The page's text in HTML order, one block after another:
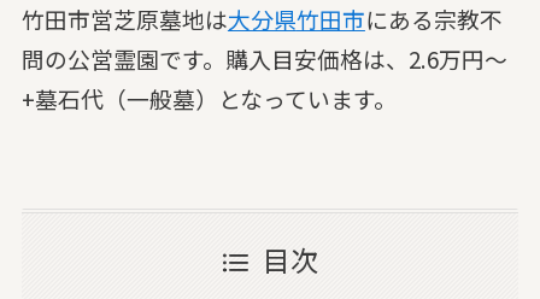
竹田市営芝原墓地は大分県竹田市にある宗教不
問の公営霊園です。購入目安価格は、2.6万円～
+墓石代（一般墓）となっています。
目次